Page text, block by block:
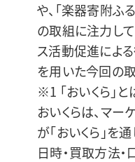
や、「楽器寄附
の取組に注力して
ス活動促進によ
を用いた今回の
※1 「おいくら」と
おいくらは、マー
が「おいくら」を
日時・買取方法